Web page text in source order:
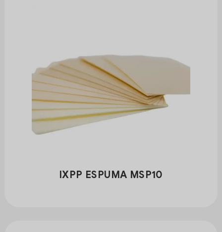
IXPP ESPUMA MSP10